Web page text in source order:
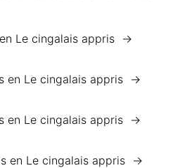
Le cingalais appris →
en Le cingalais appris →
en Le cingalais appris →
en Le cingalais appris →